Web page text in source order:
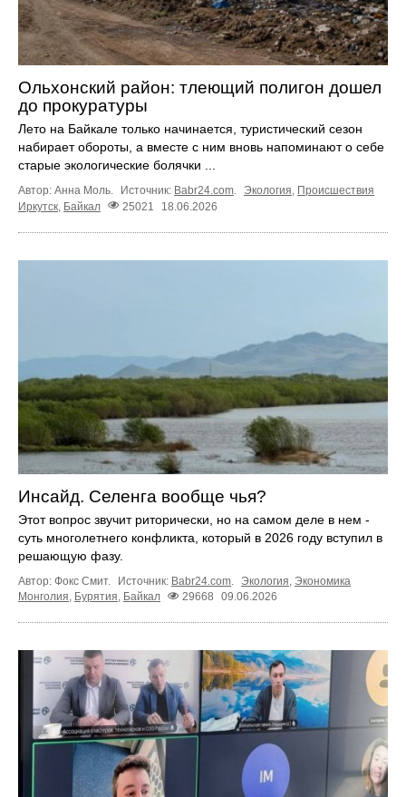
Ольхонский район: тлеющий полигон дошел
до прокуратуры
Лето на Байкале только начинается, туристический сезон
набирает обороты, а вместе с ним вновь напоминают о себе
старые экологические болячки ...
Автор: Анна Моль. Источник: Babr24.com. Экология, Происшествия
Иркутск Байкал 25021 18.06.2026
Инсайд. Селенга вообще чья?
Этот вопрос звучит риторически, но на самом деле в нем -
суть многолетнего конфликта, который в 2026 году вступил в
решающую фазу.
Автор: Фокс Смит. Источник: Babr24.com. Экология, Экономика
Монголия, Бурятия, Байкал 29668 09.06.2026